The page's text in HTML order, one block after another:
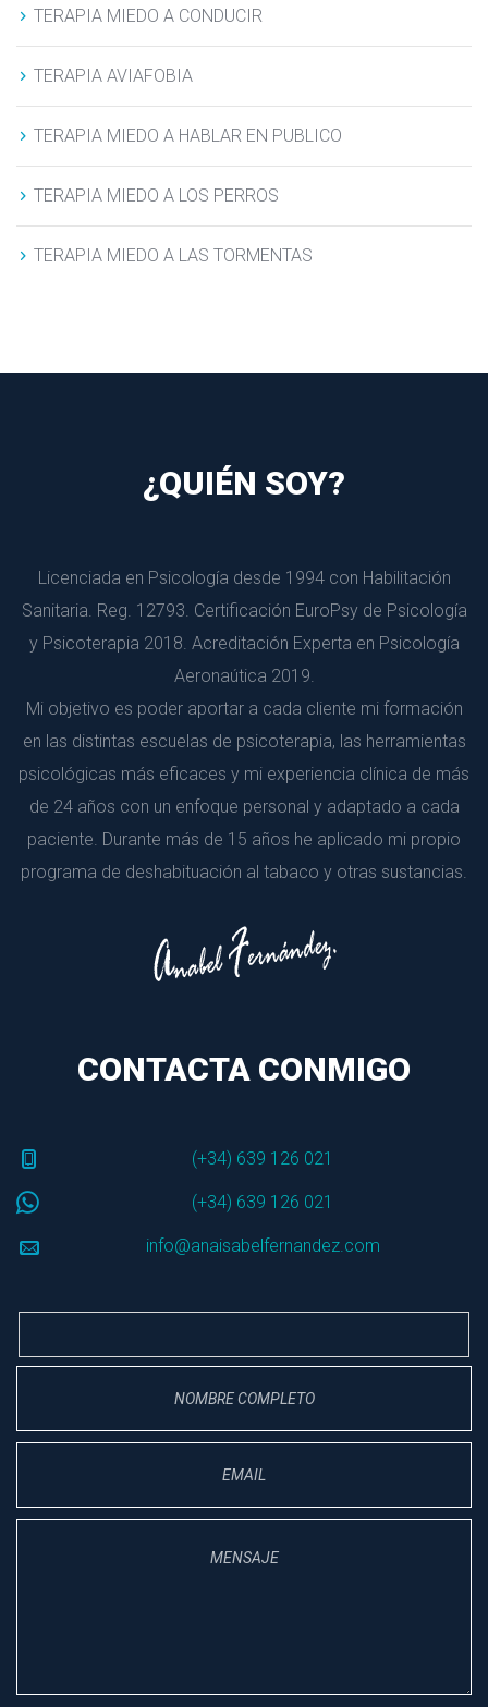
TERAPIA MIEDO A CONDUCIR
TERAPIA AVIAFOBIA
TERAPIA MIEDO A HABLAR EN PUBLICO
TERAPIA MIEDO A LOS PERROS
TERAPIA MIEDO A LAS TORMENTAS
¿QUIÉN SOY?
Licenciada en Psicología desde 1994 con Habilitación
Sanitaria. Reg. 12793. Certificación EuroPsy de Psicología
y Psicoterapia 2018. Acreditación Experta en Psicología
Aeronaútica 2019.
Mi objetivo es poder aportar a cada cliente mi formación
en las distintas escuelas de psicoterapia, las herramientas
psicológicas más eficaces y mi experiencia clínica de más
de 24 años con un enfoque personal y adaptado a cada
paciente. Durante más de 15 años he aplicado mi propio
programa de deshabituación al tabaco y otras sustancias.
CONTACTA CONMIGO
(+34) 639 126 021
(+34) 639 126 021
info@anaisabelfernandez.com